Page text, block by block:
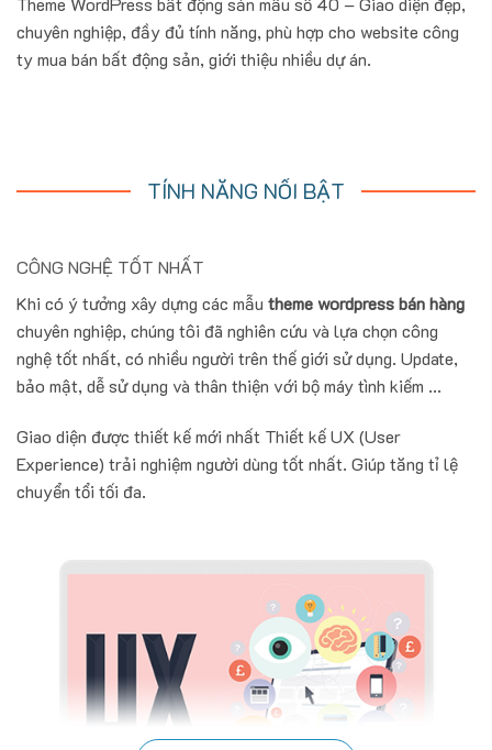
chuyên nghiệp, đầy đủ tính năng, phù hợp cho website công
ty mua bán bất động sản, giới thiệu nhiều dự án.
TÍNH NĂNG NỔI BẬT
CÔNG NGHỆ TỐT NHẤT
Khi có ý tưởng xây dựng các mẫu theme wordpress bán hàng
chuyên nghiệp, chúng tôi đã nghiên cứu và lựa chọn công
nghệ tốt nhất, có nhiều người trên thế giới sử dụng. Update,
bảo mật, dễ sử dụng và thân thiện với bộ máy tình kiếm ...
Giao diện được thiết kế mới nhất Thiết kế UX (User
Experience) trải nghiệm người dùng tốt nhất. Giúp tăng tỉ lệ
chuyển tổi tối đa.